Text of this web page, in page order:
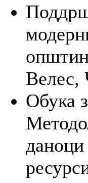
Велес,
Обука